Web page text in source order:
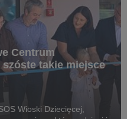
Centrum
szóste takie miejsce
Wioski Dziecięcej,